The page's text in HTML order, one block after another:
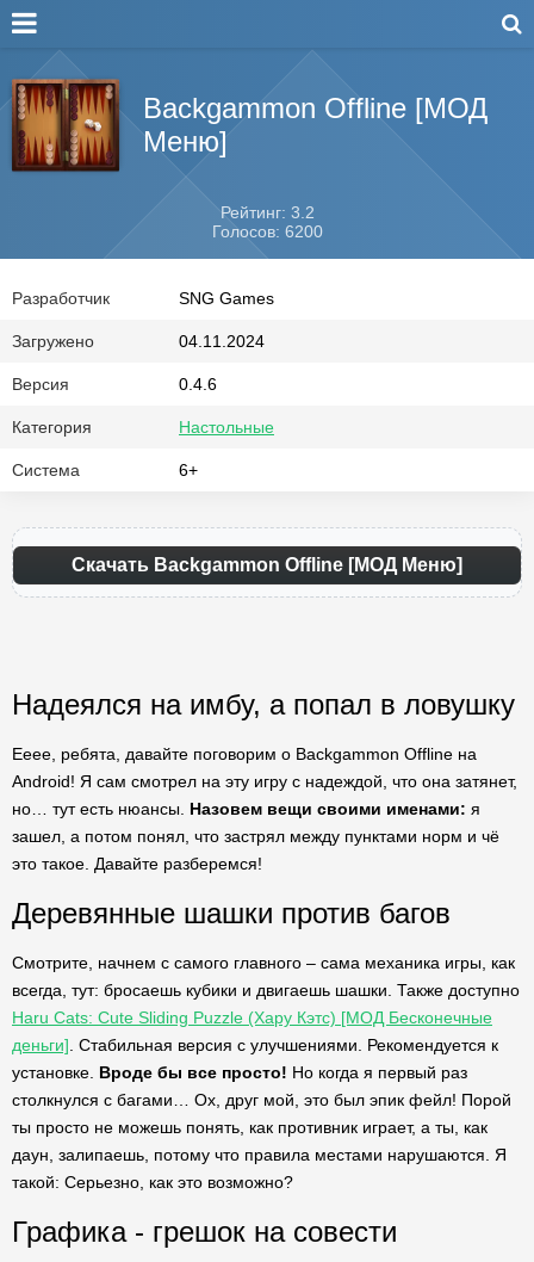
Backgammon Offline [МОД
Меню]
Рейтинг: 3.2
Голосов: 6200
Разработчик SNG Games
Загружено 04.11.2024
Версия 0.4.6
Категория Настольные
Система 6+
Скачать Backgammon Offline [МОД Меню]
Надеялся на имбу, а попал в ловушку
Ееее, ребята, давайте поговорим о Backgammon Offline на
Android! Я сам смотрел на эту игру с надеждой, что она затянет,
но… тут есть нюансы. Назовем вещи своими именами: я
зашел, а потом понял, что застрял между пунктами норм и чё
это такое. Давайте разберемся!
Деревянные шашки против багов
Смотрите, начнем с самого главного – сама механика игры, как
всегда, тут: бросаешь кубики и двигаешь шашки. Также доступно
Haru Cats: Cute Sliding Puzzle (Хару Кэтс) [МОД Бесконечные
деньги] . Стабильная версия с улучшениями. Рекомендуется к
установке. Вроде бы все просто! Но когда я первый раз
столкнулся с багами… Ох, друг мой, это был эпик фейл! Порой
ты просто не можешь понять, как противник играет, а ты, как
даун, залипаешь, потому что правила местами нарушаются. Я
такой: Серьезно, как это возможно?
Графика - грешок на совести